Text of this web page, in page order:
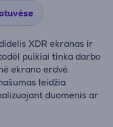
XDR ekranas ir
puikiai tinka darbo
ekrano erdvė.
leidžia
duomenis ar